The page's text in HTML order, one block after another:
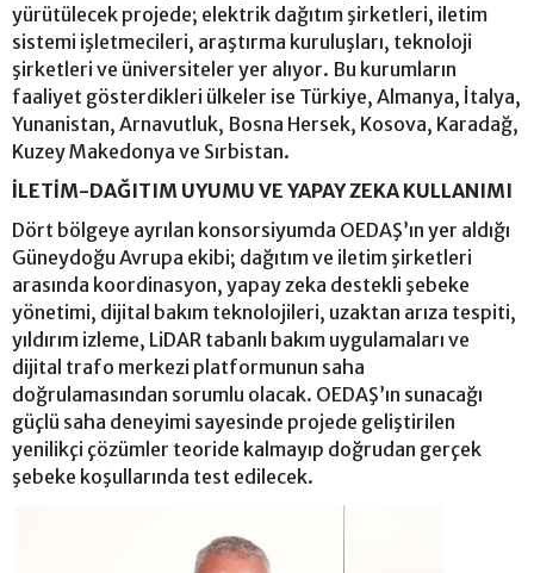
yürütülecek projede; elektrik dağıtım şirketleri, iletim
sistemi işletmecileri, araştırma kuruluşları, teknoloji
şirketleri ve üniversiteler yer alıyor. Bu kurumların
faaliyet gösterdikleri ülkeler ise Türkiye, Almanya, İtalya,
Yunanistan, Arnavutluk, Bosna Hersek, Kosova, Karadağ,
Kuzey Makedonya ve Sırbistan.
İLETİM-DAĞITIM UYUMU VE YAPAY ZEKA KULLANIMI
Dört bölgeye ayrılan konsorsiyumda OEDAŞ’ın yer aldığı
Güneydoğu Avrupa ekibi; dağıtım ve iletim şirketleri
arasında koordinasyon, yapay zeka destekli şebeke
yönetimi, dijital bakım teknolojileri, uzaktan arıza tespiti,
yıldırım izleme, LiDAR tabanlı bakım uygulamaları ve
dijital trafo merkezi platformunun saha
doğrulamasından sorumlu olacak. OEDAŞ’ın sunacağı
güçlü saha deneyimi sayesinde projede geliştirilen
yenilikçi çözümler teoride kalmayıp doğrudan gerçek
şebeke koşullarında test edilecek.